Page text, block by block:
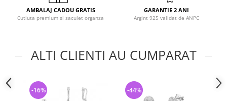
AMBALAJ CADOU GRATIS
Cutiuta premium si saculet organza
GARANTIE 2 ANI
Argint 925 validat de ANPC
ALTI CLIENTI AU CUMPARAT
-16% -44%